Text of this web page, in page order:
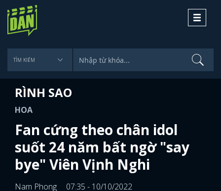
Toggle
RÌNH SAO
HOA
Fan cứng theo chân idol
suốt 24 năm bất ngờ "say
bye" Viên Vịnh Nghi
Nam Phong
07:35 - 10/10/2022